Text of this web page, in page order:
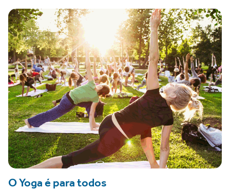
O Yoga é para todos